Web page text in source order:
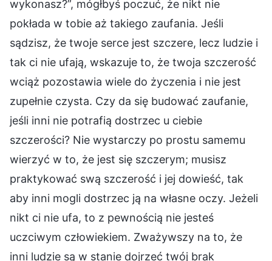
wykonasz?”, mógłbyś poczuć, że nikt nie
pokłada w tobie aż takiego zaufania. Jeśli
sądzisz, że twoje serce jest szczere, lecz ludzie i
tak ci nie ufają, wskazuje to, że twoja szczerość
wciąż pozostawia wiele do życzenia i nie jest
zupełnie czysta. Czy da się budować zaufanie,
jeśli inni nie potrafią dostrzec u ciebie
szczerości? Nie wystarczy po prostu samemu
wierzyć w to, że jest się szczerym; musisz
praktykować swą szczerość i jej dowieść, tak
aby inni mogli dostrzec ją na własne oczy. Jeżeli
nikt ci nie ufa, to z pewnością nie jesteś
uczciwym człowiekiem. Zważywszy na to, że
inni ludzie są w stanie dojrzeć twój brak